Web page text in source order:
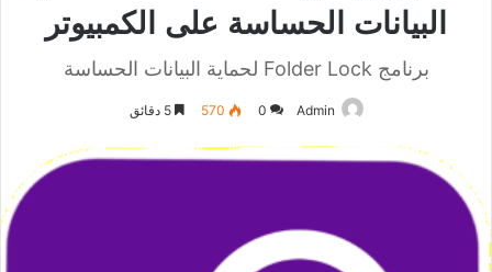
البيانات الحساسة على الكمبيوتر
برنامج Folder Lock لحماية البيانات الحساسة
Admin
0
570 5 دقائق